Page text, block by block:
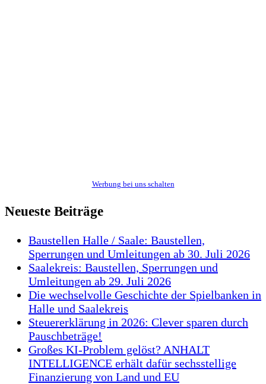
Werbung bei uns schalten
Neueste Beiträge
Baustellen Halle / Saale: Baustellen,
Sperrungen und Umleitungen ab 30. Juli 2026
Saalekreis: Baustellen, Sperrungen und
Umleitungen ab 29. Juli 2026
Die wechselvolle Geschichte der Spielbanken in
Halle und Saalekreis
Steuererklärung in 2026: Clever sparen durch
Pauschbeträge!
Großes KI-Problem gelöst? ANHALT
INTELLIGENCE erhält dafür sechsstellige
Finanzierung von Land und EU